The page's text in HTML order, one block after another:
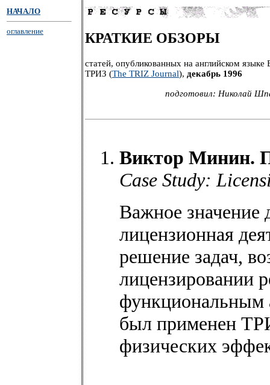
НАЧАЛО
оглавление КРАТКИЕ ОБЗОРЫ
статей, опубликованных на английском
ТРИЗ (The TRIZ Journal), декабрь 1996
подготовил: Николай
Виктор Минин.
Case Study:
Важное значение
лицензионная
решение задач,
лицензировании
функциональным
был применен
физических